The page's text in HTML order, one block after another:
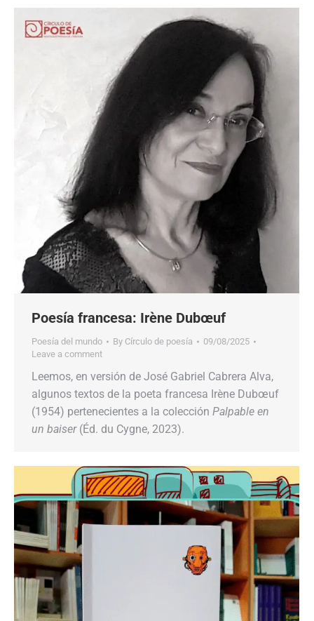
Poesía francesa: Irène Dubœuf
Poesía del mundo By Círculo de poesía
09/08/2025
Leave a comment
Leemos, en versión de José Gabriel Cabrera Alva,
algunos textos de la poeta francesa Irène Dubœuf
(1954) pertenecientes a la colección Palpable en
un baiser(Éd. du Cygne, 2023).